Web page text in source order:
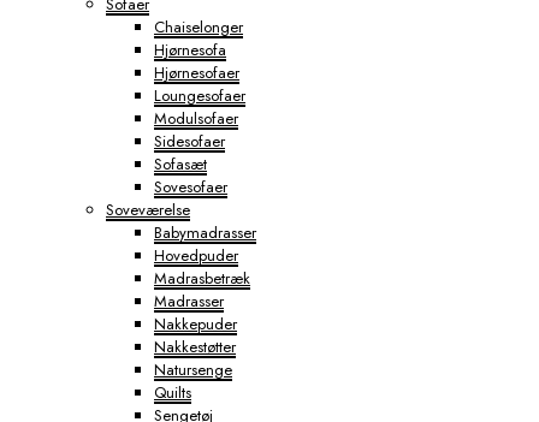
Chaiselonger
Hjørnesofa
Hjørnesofaer
Loungesofaer
Modulsofaer
Sidesofaer
Sofasæt
Sovesofaer
Soveværelse
Babymadrasser
Hovedpuder
Madrasbetræk
Madrasser
Nakkepuder
Nakkestøtter
Natursenge
Quilts
Sengetøj